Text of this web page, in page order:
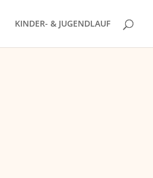
KINDER- & JUGENDLAUF